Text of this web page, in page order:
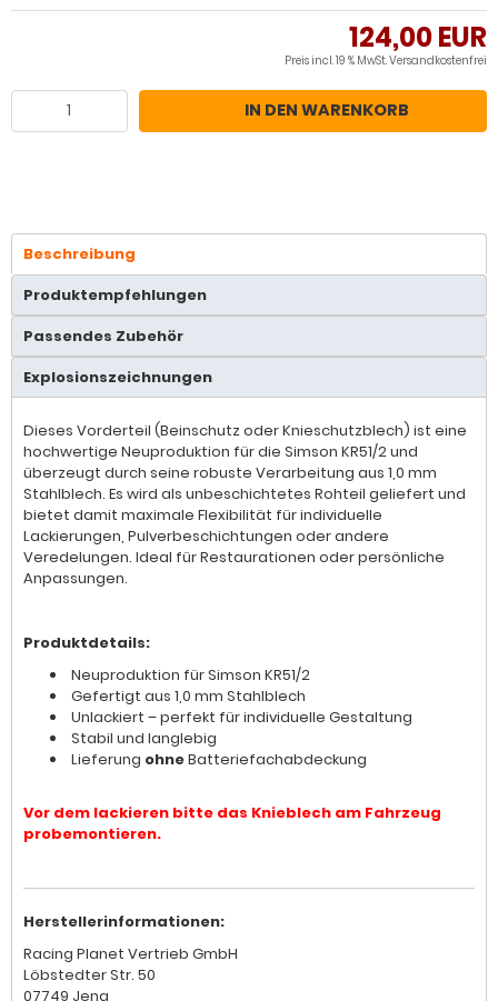
124,00 EUR
Preis incl. 19 % MwSt.Versandkostenfrei
IN DEN WARENKORB
Beschreibung
Produktempfehlungen
Passendes Zubehör
Explosionszeichnungen
Dieses Vorderteil (Beinschutz oder Knieschutzblech) ist eine
hochwertige Neuproduktion für die Simson KR51/2 und
überzeugt durch seine robuste Verarbeitung aus 1,0 mm
Stahlblech. Es wird als unbeschichtetes Rohteil geliefert und
bietet damit maximale Flexibilität für individuelle
Lackierungen, Pulverbeschichtungen oder andere
Veredelungen. Ideal für Restaurationen oder persönliche
Anpassungen.
Produktdetails:
Neuproduktion für Simson KR51/2
Gefertigt aus 1,0 mm Stahlblech
Unlackiert – perfekt für individuelle Gestaltung
Stabil und langlebig
Lieferung ohneBatteriefachabdeckung
Vor dem lackieren bitte das Knieblech am Fahrzeug
probemontieren.
Herstellerinformationen:
Racing Planet Vertrieb GmbH
Löbstedter Str. 50
07749 Jena